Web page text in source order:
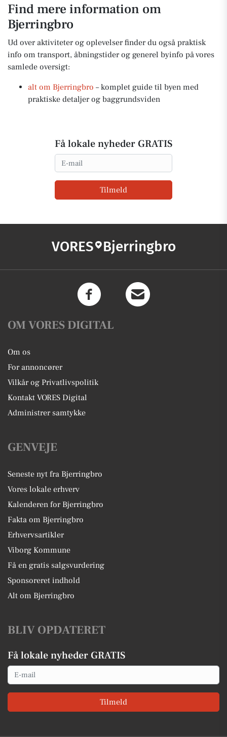
Find mere information om
Bjerringbro
Ud over aktiviteter og oplevelser finder du også praktisk
info om transport, åbningstider og generel byinfo på vores
samlede oversigt:
alt om Bjerringbro – komplet guide til byen med
praktiske detaljer og baggrundsviden
Få lokale nyheder GRATIS
Email
Tilmeld
VORES Bjerringbro
OM VORES DIGITAL
Om os
For annoncører
Vilkår og Privatlivspolitik
Kontakt VORES Digital
Administrer samtykke
GENVEJE
Seneste nyt fra Bjerringbro
Vores lokale erhverv
Kalenderen for Bjerringbro
Fakta om Bjerringbro
Erhvervsartikler
Viborg Kommune
Få en gratis salgsvurdering
Sponsoreret indhold
Alt om Bjerringbro
BLIV OPDATERET
Få lokale nyheder GRATIS
Email
Tilmeld